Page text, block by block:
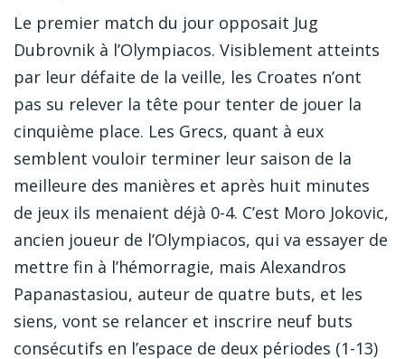
Le premier match du jour opposait Jug
Dubrovnik à l’Olympiacos. Visiblement atteints
par leur défaite de la veille, les Croates n’ont
pas su relever la tête pour tenter de jouer la
cinquième place. Les Grecs, quant à eux
semblent vouloir terminer leur saison de la
meilleure des manières et après huit minutes
de jeux ils menaient déjà 0-4. C’est Moro Jokovic,
ancien joueur de l’Olympiacos, qui va essayer de
mettre fin à l’hémorragie, mais Alexandros
Papanastasiou, auteur de quatre buts, et les
siens, vont se relancer et inscrire neuf buts
consécutifs en l’espace de deux périodes (1-13)